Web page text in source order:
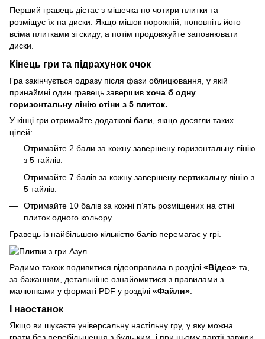
Перший гравець дістає з мішечка по чотири плитки та
розміщує їх на диски. Якщо мішок порожній, поповніть його
всіма плитками зі скиду, а потім продовжуйте заповнювати
диски.
Кінець гри та підрахунок очок
Гра закінчується одразу після фази облицювання, у якій
принаймні один гравець завершив хоча б одну
горизонтальну лінію стіни з 5 плиток.
У кінці гри отримайте додаткові бали, якщо досягли таких
цілей:
Отримайте 2 бали за кожну завершену горизонтальну лінію
з 5 тайлів.
Отримайте 7 балів за кожну завершену вертикальну лінію з
5 тайлів.
Отримайте 10 балів за кожні п’ять розміщених на стіні
плиток одного кольору.
Гравець із найбільшою кількістю балів перемагає у грі.
Радимо також подивитися відеоправила в розділі «Відео» та,
за бажанням, детальніше ознайомитися з правилами з
малюнками у форматі PDF у розділі «Файли»
І наостанок
Якщо ви шукаєте універсальну настільну гру, у яку можна